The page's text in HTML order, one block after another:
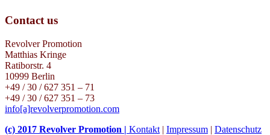
Contact us
Revolver Promotion
Matthias Kringe
Ratiborstr. 4
10999 Berlin
+49 / 30 / 627 351 – 71
+49 / 30 / 627 351 – 73
info[a]revolverpromotion.com
(c) 2017 Revolver Promotion | Kontakt | Impressum | Datenschutz